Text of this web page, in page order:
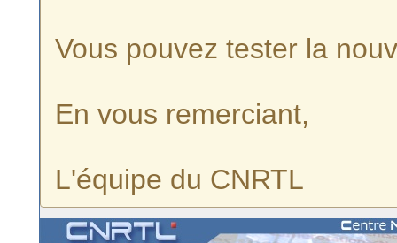
Vous pouvez tester la
En vous remerciant,
L'équipe du CNRTL